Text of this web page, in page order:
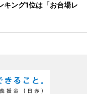
キング1位は「お台場レ